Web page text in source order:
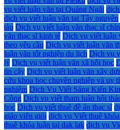
vụ viết luận văn tại Quảng Ngãi
dịch vụ viết luận văn tại Tây nguyên
tàu Dịch vụ viết luận văn thạc sĩ
văn thạc sĩ kinh tế Dịch vụ viết luận
theo yêu cầu Dịch vụ viết luận văn
luận văn tốt nghiệp du lịch Dịch vụ
lý Dịch vụ viết luận văn xã hội học
tin cậy Dịch vụ viết luận văn xây
cứu khoa học chuyên nghiệp và uy
nghiệm Dịch Vụ Viết Sáng Kiến
Công Dịch vụ viết tham luận hội
học Dịch vụ viết thuê đề án thạc sĩ
giáo viên giỏi dịch vụ Viết thuê
thuê khóa luận tại dak lak dịch vụ